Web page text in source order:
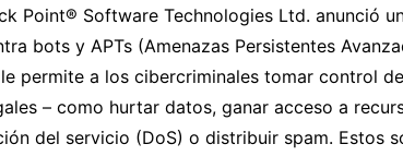
Point® Software Technologies Ltd. anunció
bots y APTs (Amenazas Persistentes
permite a los cibercriminales tomar control
– como hurtar datos, ganar acceso a
del servicio (DoS) o distribuir spam. Estos